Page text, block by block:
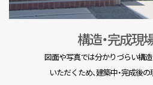
構造・完成現
図面や写真では分かりづらい構
いただくため、建築中・完成後